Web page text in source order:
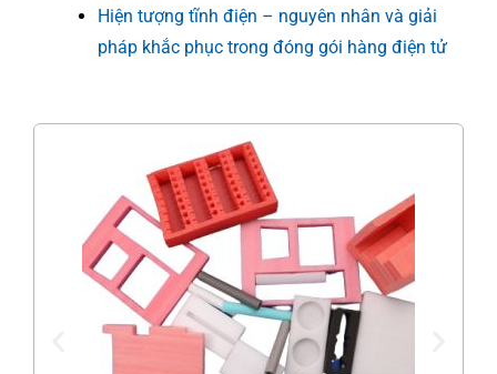
Hiện tượng tĩnh điện – nguyên nhân và giải
pháp khắc phục trong đóng gói hàng điện tử